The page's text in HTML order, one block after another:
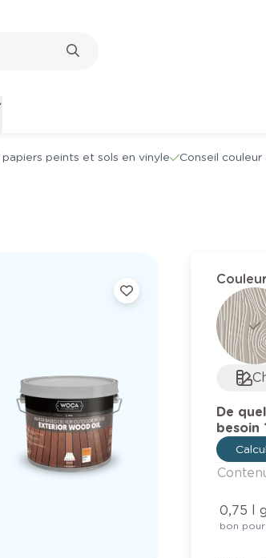
peints et sols en vinyle Conseil couleur
De
besoin
0,75 l
bon pour